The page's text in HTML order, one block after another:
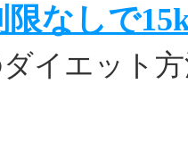
限なしで
イエット